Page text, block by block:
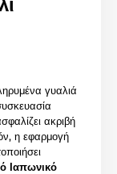
γυαλιά
ακριβή
η εφαρμογή
Ιαπωνικό